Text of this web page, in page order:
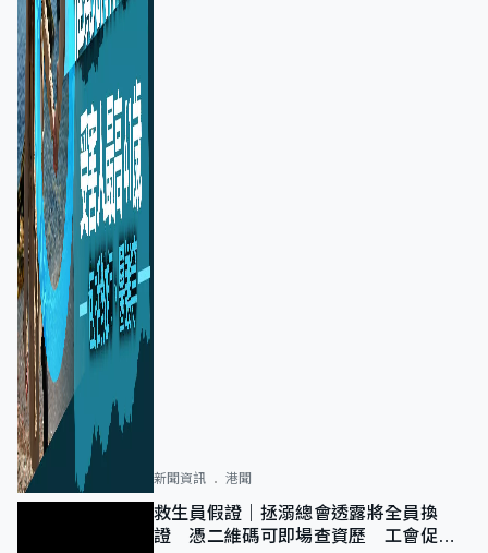
新聞資訊 港聞
救生員假證｜拯溺總會透露將全員換
證 憑二維碼可即場查資歷 工會促加